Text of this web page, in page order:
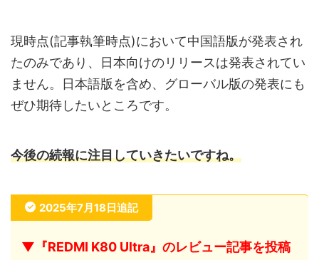
現時点(記事執筆時点)において中国語版が発表され
たのみであり、日本向けのリリースは発表されてい
ません。日本語版を含め、グローバル版の発表にも
ぜひ期待したいところです。
今後の続報に注目していきたいですね。
2025年7月18日追記
▼『REDMI K80 Ultra』のレビュー記事を投稿